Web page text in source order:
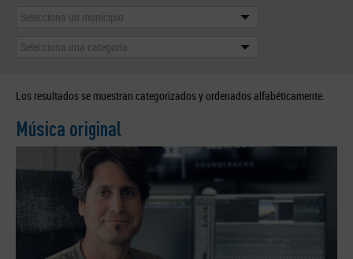
Selecciona un municipio
Selecciona una categoría
Los resultados se muestran categorizados y ordenados alfabéticamente.
Música original